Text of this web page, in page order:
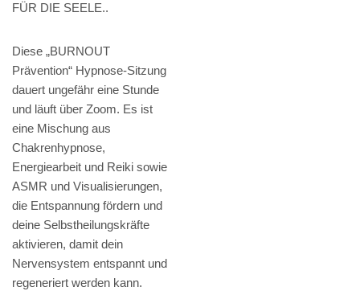
FÜR DIE SEELE..
Diese „BURNOUT
Prävention“ Hypnose-Sitzung
dauert ungefähr eine Stunde
und läuft über Zoom. Es ist
eine Mischung aus
Chakrenhypnose,
Energiearbeit und Reiki sowie
ASMR und Visualisierungen,
die Entspannung fördern und
deine Selbstheilungskräfte
aktivieren, damit dein
Nervensystem entspannt und
regeneriert werden kann.